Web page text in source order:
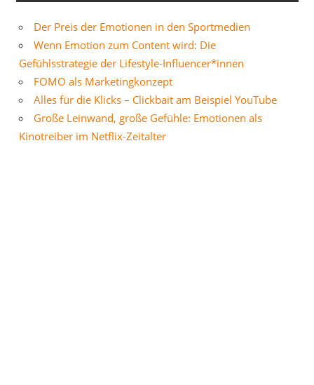
Der Preis der Emotionen in den Sportmedien
Wenn Emotion zum Content wird: Die
Gefühlsstrategie der Lifestyle-Influencer*innen
FOMO als Marketingkonzept
Alles für die Klicks – Clickbait am Beispiel YouTube
Große Leinwand, große Gefühle: Emotionen als
Kinotreiber im Netflix-Zeitalter